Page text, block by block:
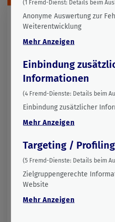
Heizung und
Die von der Statistik Austria
Nutzenergieanalyse liefert
(1 Fremd-Dienst: Details beim
Anonyme Auswertung zur
Weiterentwicklung
MehrAnzeigen
Einbindung
Informationen
(4 Fremd-Dienste: Details beim
Einbindung zusätzlicher
MehrAnzeigen
Targeting /
(5 Fremd-Dienste: Details beim
Zielgruppengerechte
Website
MehrAnzeigen